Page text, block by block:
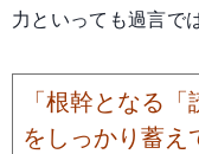
力といっても過言で
「根幹となる
をしっかり蓄え